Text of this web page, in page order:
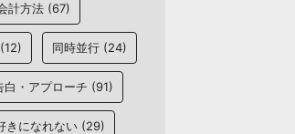
計方法 (67)
(12) 同時並行 (24)
白・アプローチ (91)
きになれない (29)